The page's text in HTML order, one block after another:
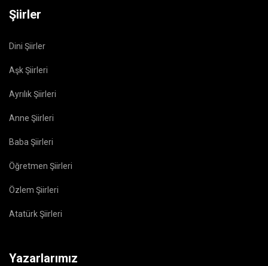
Şiirler
Dini Şiirler
Aşk Şiirleri
Ayrılık Şiirleri
Anne Şiirleri
Baba Şiirleri
Öğretmen Şiirleri
Özlem Şiirleri
Atatürk Şiirleri
Yazarlarımız